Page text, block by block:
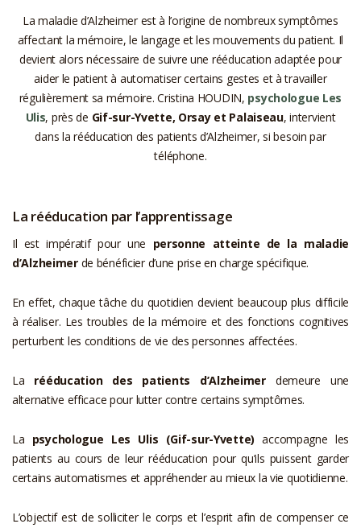
La maladie d’Alzheimer est à l’origine de nombreux symptômes
affectant la mémoire, le langage et les mouvements du patient. Il
devient alors nécessaire de suivre une rééducation adaptée pour
aider le patient à automatiser certains gestes et à travailler
régulièrement sa mémoire. Cristina HOUDIN, psychologue Les
Ulis, près de Gif-sur-Yvette, Orsay et Palaiseau, intervient
dans la rééducation des patients d’Alzheimer, si besoin par
téléphone.
La rééducation par l’apprentissage
Il est impératif pour une personne atteinte de la maladie
d’Alzheimerde bénéficier d’une prise en charge spécifique.
En effet, chaque tâche du quotidien devient beaucoup plus difficile
à réaliser. Les troubles de la mémoire et des fonctions cognitives
perturbent les conditions de vie des personnes affectées.
La rééducation des patients d’Alzheimerdemeure une
alternative efficace pour lutter contre certains symptômes.
La psychologue Les Ulis (Gif-sur-Yvette) accompagne les
patients au cours de leur rééducation pour qu’ils puissent garder
certains automatismes et appréhender au mieux la vie quotidienne.
L’objectif est de solliciter le corps et l’esprit afin de compenser ce